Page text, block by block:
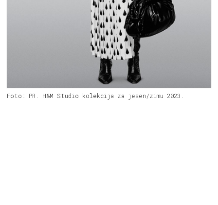
Foto: PR. H&M Studio kolekcija za jesen/zimu 2023.